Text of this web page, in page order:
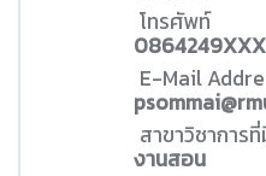
โทรศัพท์
0864249XXX
E-Mail
สาขาวิชาการ
งานสอน